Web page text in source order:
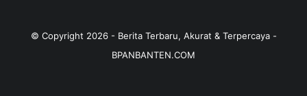
© Copyright 2026- Berita Terbaru, Akurat & Terpercaya -
BPANBANTEN.COM